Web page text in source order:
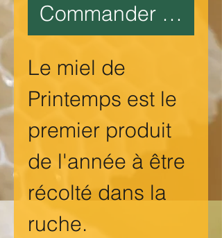
Commander et
Le miel de
Printemps est le
premier produit
de l'année à être
récolté dans la
ruche.